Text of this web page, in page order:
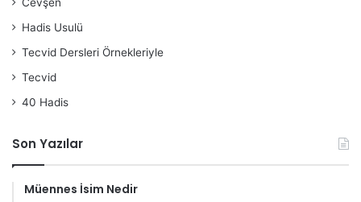
Hadis Usulü
Tecvid Dersleri Örnekleriyle
Tecvid
40 Hadis
Son Yazılar
Müennes İsim Nedir